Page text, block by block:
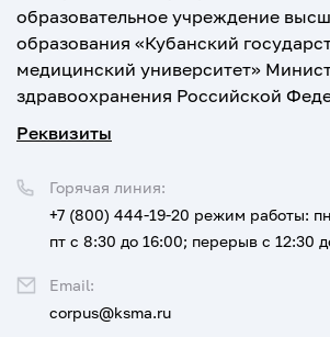
образовательное учреждение
образования «Кубанский
медицинский университет»
здравоохранения Российской
Реквизиты
Горячая линия:
+7 (800) 444-19-20 режим работы:
пт с 8:30 до 16:00; перерыв с 12:30
Email:
corpus@ksma.ru